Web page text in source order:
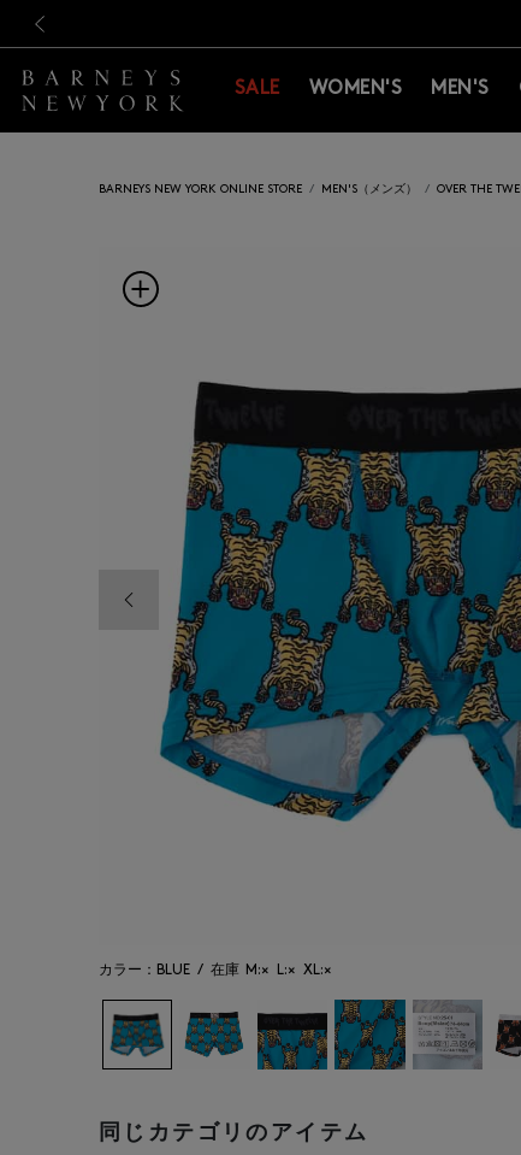
新規登録のお客様も対
新規登録のお客様も対
SALE WOMEN'S MEN'S
BARNEYS NEW YORK ONLINE STORE MEN'S（メンズ） OVER THE
前の画像
カラー：BLUE / 在庫 M:× L:× XL:×
同じカテゴリのアイテム